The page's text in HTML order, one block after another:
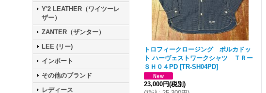
Y'2 LEATHER（ワイツーレ
ザー）
ZANTER（ザンター）
LEE (リー)
インポート
その他のブランド
レディース
トロフィークロージング ポルカドッ
ト ハーヴェストワークシャツ ＴＲー
ＳＨ０４PD [TR-SH04PD]
23,000円(税別)